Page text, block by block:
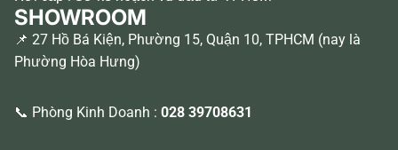
SHOWROOM
📌 27 Hồ Bá Kiện, Phường 15, Quận 10, TPHCM (nay là
Phường Hòa Hưng)
📞 Phòng Kinh Doanh : 028 39708631